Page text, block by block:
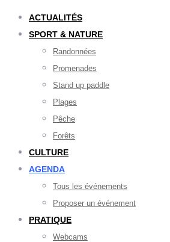
ACTUALITÉS
SPORT & NATURE
Randonnées
Promenades
Stand up paddle
Plages
Pêche
Forêts
CULTURE
AGENDA
Tous les événements
Proposer un événement
PRATIQUE
Webcams